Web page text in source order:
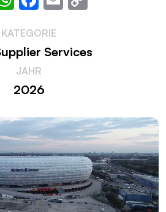
KATEGORIE
Services
JAHR
2026